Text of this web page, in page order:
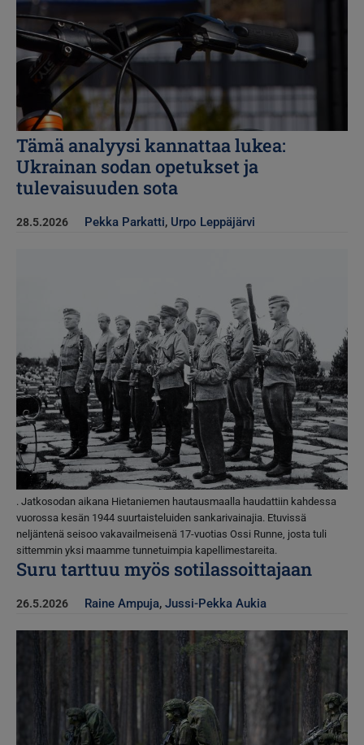
Tämä analyysi kannattaa lukea:
Ukrainan sodan opetukset ja
tulevaisuuden sota
28.5.2026 Pekka Parkatti, Urpo Leppäjärvi
. Jatkosodan aikana Hietaniemen hautausmaalla haudattiin kahdessa
vuorossa kesän 1944 suurtaisteluiden sankarivainajia. Etuvissä
neljäntenä seisoo vakavailmeisenä 17-vuotias Ossi Runne, josta tuli
sittemmin yksi maamme tunnetuimpia kapellimestareita.
Suru tarttuu myös sotilassoittajaan
26.5.2026 Raine Ampuja, Jussi-Pekka Aukia